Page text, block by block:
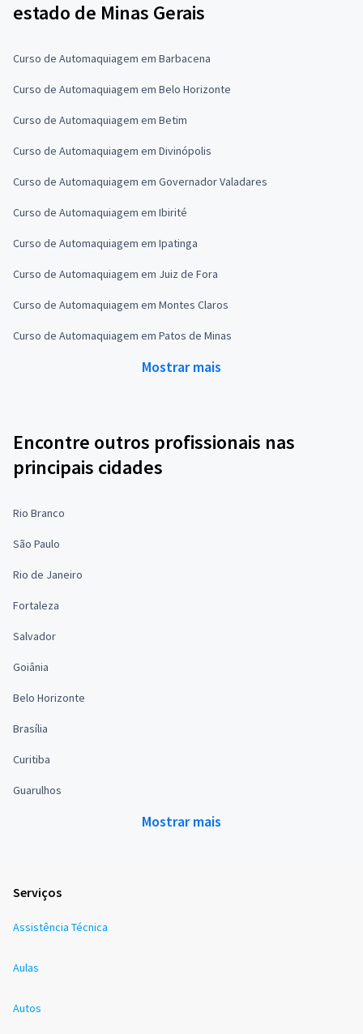
estado de Minas Gerais
Curso de Automaquiagem em Barbacena
Curso de Automaquiagem em Belo Horizonte
Curso de Automaquiagem em Betim
Curso de Automaquiagem em Divinópolis
Curso de Automaquiagem em Governador Valadares
Curso de Automaquiagem em Ibirité
Curso de Automaquiagem em Ipatinga
Curso de Automaquiagem em Juiz de Fora
Curso de Automaquiagem em Montes Claros
Curso de Automaquiagem em Patos de Minas
Mostrar mais
Encontre outros profissionais nas
principais cidades
Rio Branco
São Paulo
Rio de Janeiro
Fortaleza
Salvador
Goiânia
Belo Horizonte
Brasília
Curitiba
Guarulhos
Mostrar mais
Serviços
Assistência Técnica
Aulas
Autos